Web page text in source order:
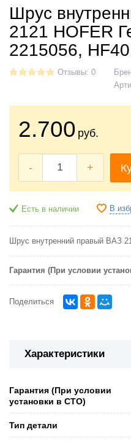
Шрус
2121 HOFER
2215056,
Отзывы: 0
2.700 руб.
- +
Есть в наличии В
Шрус внутренний правый ВАЗ
Гарантия (При условии
Поделиться
Характеристики
Гарантия (При условии
установки в СТО)
Тип детали